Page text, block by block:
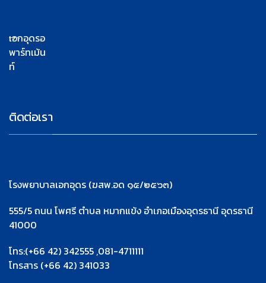
เอกอุดรอ
พาร์ทเม้น
ท์
ติดต่อเรา
โรงพยาบาลเอกอุดร (ฆสพ.อด ๑๕/๒๕๖๓)
555/5 ถนน โพศรี ตำบล หมากแข้ง อำเภอเมืองอุดรธานี อุดรธานี
41000
โทร:(+66 42) 342555 ,081-4711111
โทรสาร (+66 42) 341033